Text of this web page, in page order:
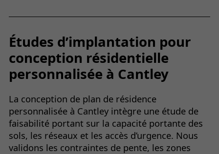
Études d’implantation pour
conception résidentielle
personnalisée à Cantley
La conception de plan de résidence
personnalisée à Cantley intègre une étude de
faisabilité portant sur la capacité portante des
sols, les réseaux et les accès d’urgence. Nous
validons les contraintes de pente, les zones